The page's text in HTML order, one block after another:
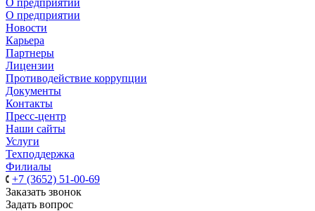
О предприятии
О предприятии
Новости
Карьера
Партнеры
Лицензии
Противодействие коррупции
Документы
Контакты
Пресс-центр
Наши сайты
Услуги
Техподдержка
Филиалы
+7 (3652) 51-00-69
Заказать звонок
Задать вопрос